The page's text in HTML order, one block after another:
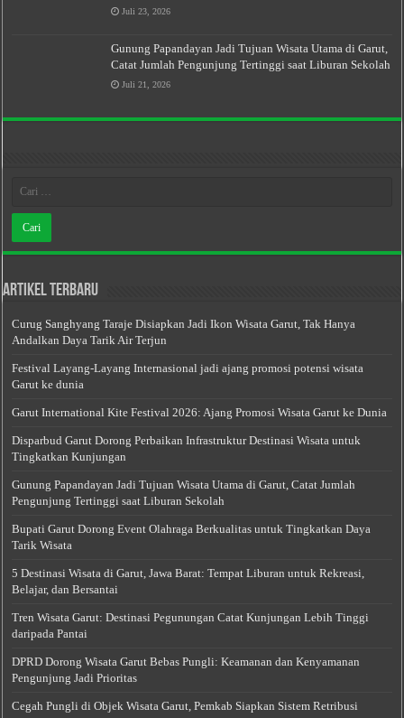
Juli 23, 2026
Gunung Papandayan Jadi Tujuan Wisata Utama di Garut,
Catat Jumlah Pengunjung Tertinggi saat Liburan Sekolah
Juli 21, 2026
Artikel Terbaru
Curug Sanghyang Taraje Disiapkan Jadi Ikon Wisata Garut, Tak Hanya
Andalkan Daya Tarik Air Terjun
Festival Layang-Layang Internasional jadi ajang promosi potensi wisata
Garut ke dunia
Garut International Kite Festival 2026: Ajang Promosi Wisata Garut ke Dunia
Disparbud Garut Dorong Perbaikan Infrastruktur Destinasi Wisata untuk
Tingkatkan Kunjungan
Gunung Papandayan Jadi Tujuan Wisata Utama di Garut, Catat Jumlah
Pengunjung Tertinggi saat Liburan Sekolah
Bupati Garut Dorong Event Olahraga Berkualitas untuk Tingkatkan Daya
Tarik Wisata
5 Destinasi Wisata di Garut, Jawa Barat: Tempat Liburan untuk Rekreasi,
Belajar, dan Bersantai
Tren Wisata Garut: Destinasi Pegunungan Catat Kunjungan Lebih Tinggi
daripada Pantai
DPRD Dorong Wisata Garut Bebas Pungli: Keamanan dan Kenyamanan
Pengunjung Jadi Prioritas
Cegah Pungli di Objek Wisata Garut, Pemkab Siapkan Sistem Retribusi